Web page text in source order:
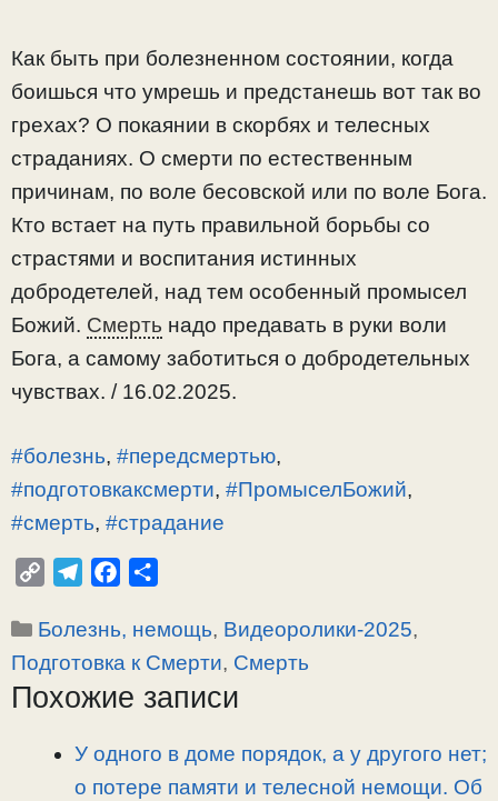
Как быть при болезненном состоянии, когда
боишься что умрешь и предстанешь вот так во
грехах? О покаянии в скорбях и телесных
страданиях. О смерти по естественным
причинам, по воле бесовской или по воле Бога.
Кто встает на путь правильной борьбы со
страстями и воспитания истинных
добродетелей, над тем особенный промысел
Божий. Смерть надо предавать в руки воли
Бога, а самому заботиться о добродетельных
чувствах. / 16.02.2025.
#болезнь, #передсмертью,
#подготовкаксмерти, #ПромыселБожий,
#смерть, #страдание
p
y
L
l
e
g
a
e
b
п
р
а
Рубрики
Болезнь, немощь, Видеоролики-2025,
Подготовка к Смерти, Смерть
Похожие записи
У одного в доме порядок, а у другого нет;
о потере памяти и телесной немощи. Об